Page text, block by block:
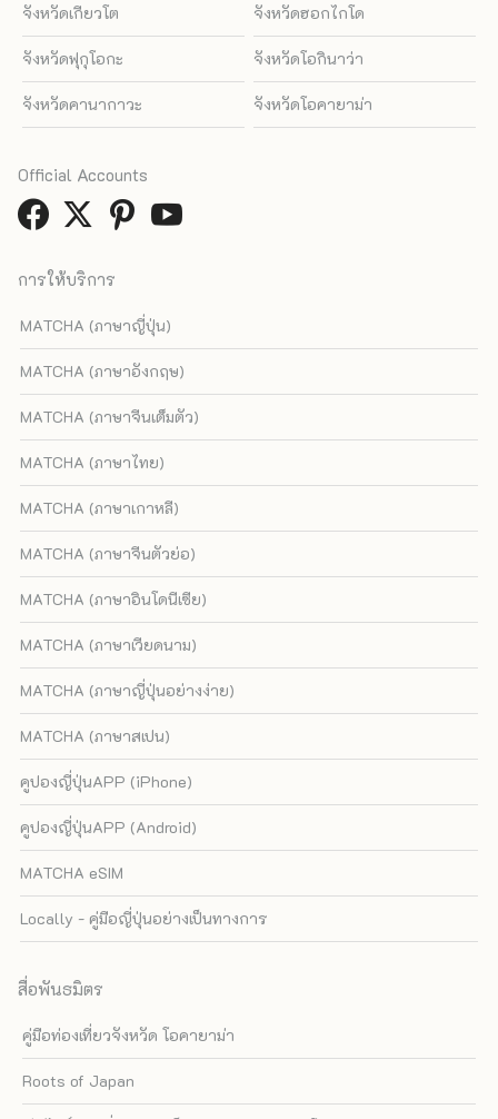
จังหวัดเกียวโต จังหวัดฮอกไกโด
จังหวัดฟุกุโอกะ จังหวัดโอกินาว่า
จังหวัดคานากาวะ จังหวัดโอคายาม่า
การให้บริการ
MATCHA (ภาษาญี่ปุ่น)
MATCHA (ภาษาอังกฤษ)
MATCHA (ภาษาจีนเต็มตัว)
MATCHA (ภาษาไทย)
MATCHA (ภาษาเกาหลี)
MATCHA (ภาษาจีนตัวย่อ)
MATCHA (ภาษาอินโดนีเซีย)
MATCHA (ภาษาเวียดนาม)
MATCHA (ภาษาญี่ปุ่นอย่างง่าย)
MATCHA (ภาษาสเปน)
คูปองญี่ปุ่นAPP (iPhone)
คูปองญี่ปุ่นAPP (Android)
MATCHA eSIM
Locally - คู่มือญี่ปุ่นอย่างเป็นทางการ
สื่อพันธมิตร
คู่มือท่องเที่ยวจังหวัด โอคายาม่า
Roots of Japan
Official Accounts